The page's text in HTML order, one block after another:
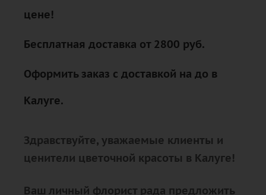
цене!
Бесплатная доставка от 2800 руб.
Оформить заказ с доставкой на до в
Калуге.
Здравствуйте, уважаемые клиенты и
ценители цветочной красоты в Калуге!
Ваш личный флорист рада предложить